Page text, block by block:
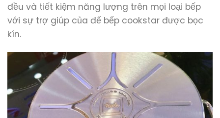
đều và tiết kiệm năng lượng trên mọi loại bếp
với sự trợ giúp của đế bếp cookstar được bọc
kín.